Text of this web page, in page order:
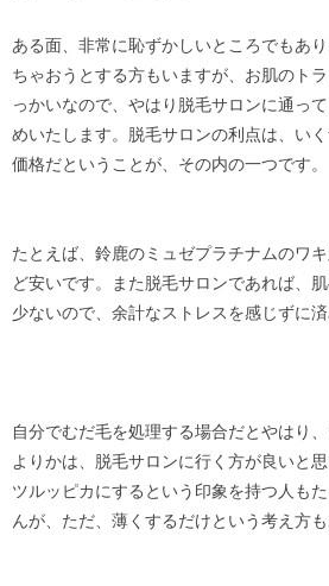
ある面、非常に恥ずかしいところでもあ
ちゃおうとする方もいますが、お肌のト
っかいなので、やはり脱毛サロンに通っ
めいたします。脱毛サロンの利点は、い
価格だということが、その内の一つです。
たとえば、鈴鹿のミュゼプラチナムのワ
ど安いです。また脱毛サロンであれば、
少ないので、余計なストレスを感じずに済
自分でむだ毛を処理する場合だとやはり
よりかは、脱毛サロンに行く方が良いと
ツルッピカにするという印象を持つ人も
んが、ただ、薄くするだけという考え方も